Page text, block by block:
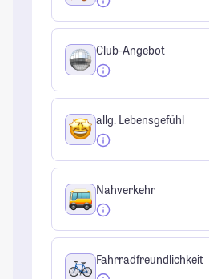
Club-Angebot
allg. Lebensgefühl
Nahverkehr
Fahrradfreundlichkeit